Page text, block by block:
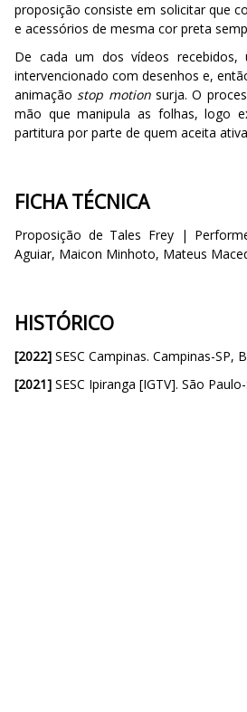
proposição consiste em solicitar que
e acessórios de mesma cor preta
De cada um dos vídeos
intervencionado com desenhos e,
animaçãostop motionsurja. O
mão que manipula as folhas, logo
partitura por parte de quem aceita
FICHA TÉCNICA
Proposição de Tales Frey |
Aguiar, Maicon Minhoto, Mateus
HISTÓRICO
[2022] SESC Campinas. Campinas-SP,
[2021] SESC Ipiranga [IGTV]. São